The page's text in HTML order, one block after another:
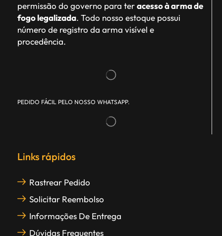
permissão do governo para teracesso à arma de
fogo legalizada. Todo nosso estoque possui
número de registro da arma visível e
procedência.
PEDIDO FÁCIL PELO NOSSO WHATSAPP.
Links rápidos
Rastrear Pedido
Solicitar Reembolso
Informações De Entrega
Dúvidas Frequentes